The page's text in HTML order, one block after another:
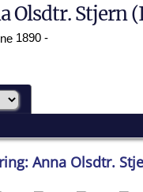
Olsdtr. Stjern
1890 -
Anna Olsdtr.